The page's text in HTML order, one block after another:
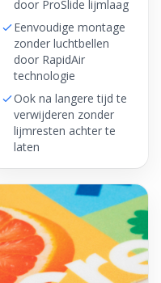
door ProSlide lijmlaag
Eenvoudige montage
zonder luchtbellen
door RapidAir
technologie
Ook na langere tijd te
verwijderen zonder
lijmresten achter te
laten